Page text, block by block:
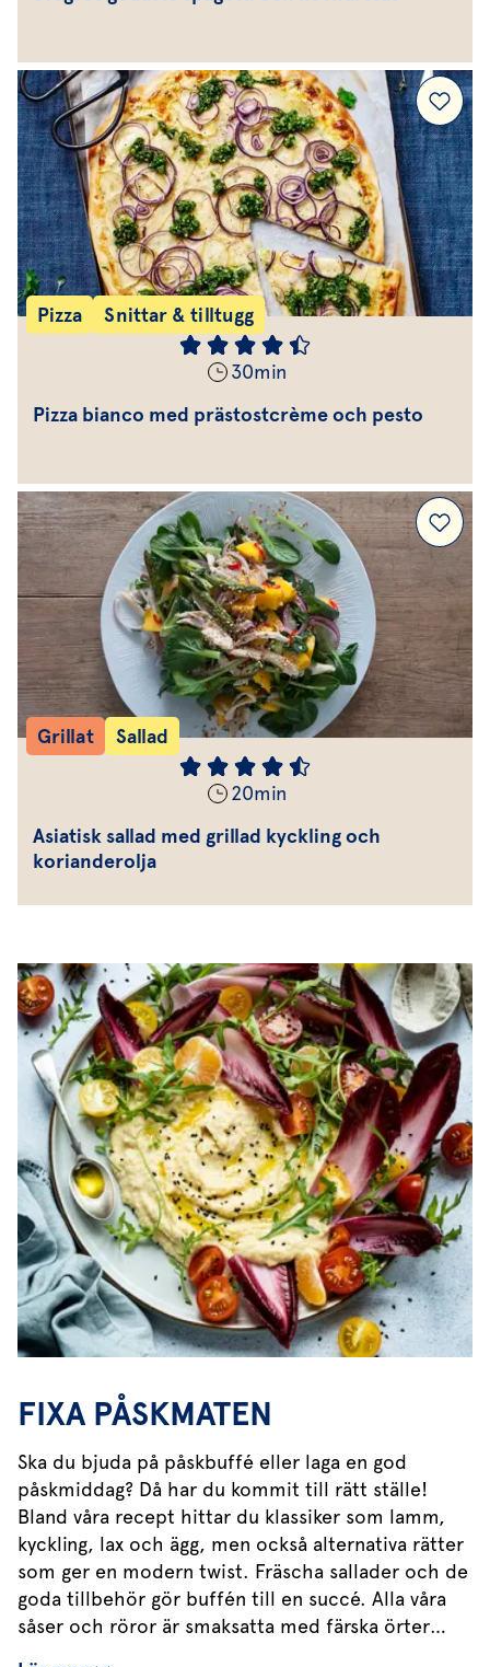
Pizza Snittar & tilltugg
30min
Pizza bianco med prästostcrème och pesto
Grillat Sallad
20min
Asiatisk sallad med grillad kyckling och
korianderolja
FIXA PÅSKMATEN
Ska du bjuda på påskbuffé eller laga en god
påskmiddag? Då har du kommit till rätt ställe!
Bland våra recept hittar du klassiker som lamm,
kyckling, lax och ägg, men också alternativa rätter
som ger en modern twist. Fräscha sallader och de
goda tillbehör gör buffén till en succé. Alla våra
såser och röror är smaksatta med färska örter